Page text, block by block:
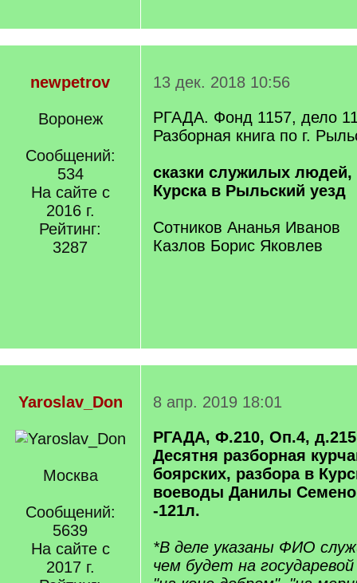
newpetrov
Воронеж
Сообщений:
534
На сайте с
2016 г.
Рейтинг:
3287
13 дек. 2018 10:56
РГАДА. Фонд 1157, дело
Разборная книга по г.
сказки служилых
Курска в Рыльский уезд
Сотников Ананья Иванов
Казлов Борис Яковлев
Yaroslav_Don
Москва
Сообщений:
5639
На сайте с
2017 г.
8 апр. 2019 18:01
РГАДА, Ф.210, Оп.4, д.215
Десятня разборная
боярских, разбора в
воеводы Данилы
-121л.
*В деле указаны ФИО
чем будет на